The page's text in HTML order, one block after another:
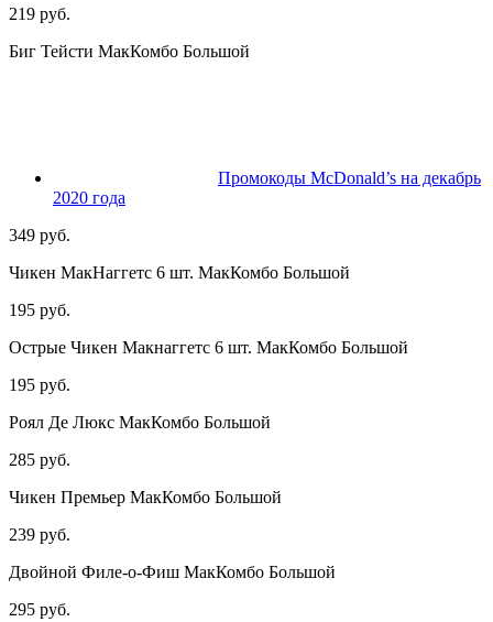
219 руб.
Биг Тейсти МакКомбо Большой
Промокоды McDonald’s на декабрь
2020 года
349 руб.
Чикен МакНаггетс 6 шт. МакКомбо Большой
195 руб.
Острые Чикен Макнаггетс 6 шт. МакКомбо Большой
195 руб.
Роял Де Люкс МакКомбо Большой
285 руб.
Чикен Премьер МакКомбо Большой
239 руб.
Двойной Филе-о-Фиш МакКомбо Большой
295 руб.